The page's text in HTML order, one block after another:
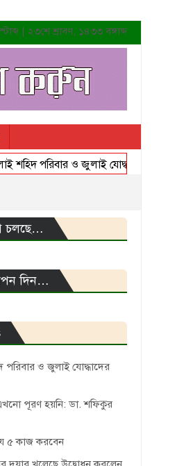
| ২৩শে শ্রাবণ, ১৪৩৩ বঙ্গাব্দ
পরিবার ও জুলাই যোদ্ধাদের সংবর্ধনা
চলছে…
দিন…
পরিবার ও জুলাই যোদ্ধাদের
পূরণ হয়নি: ডা. শফিকুর
৫ কাজ করবেন